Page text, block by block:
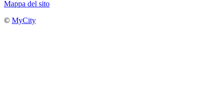
Mappa del sito
© MyCity